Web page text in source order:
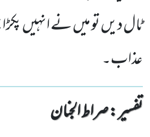
ٹال دیں تو میں نے انہیں پکڑا
عذاب۔
تفسیر : ‎صراط الجنان